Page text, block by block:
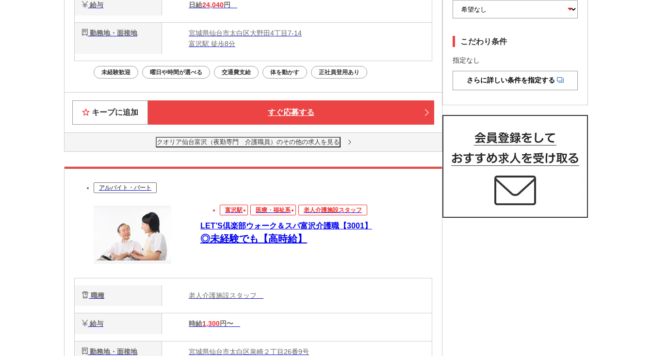
給与 日給24,040円
勤務地・面接地
宮城県仙台市太白区大野田4丁目7-14
富沢駅 徒歩8分
未経験歓迎 曜日や時間が選べる 交通費支給 体を動かす 正社員登用あり
キープに追加 すぐ応募する
クオリア仙台富沢（夜勤専門 介護職員）のその他の求人を見る
アルバイト・パート
富沢駅 医療・福祉系 老人介護施設スタッフ
LET’S倶楽部ウォーク＆スパ富沢介護職【3001】
◎未経験でも【高時給】
職種 老人介護施設スタッフ
給与 時給1,300円〜
勤務地・面接地
宮城県仙台市太白区泉崎２丁目26番9号
こだわり条件
指定なし
さらに詳しい条件を指定する